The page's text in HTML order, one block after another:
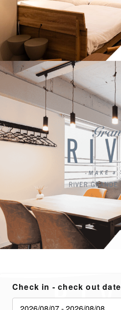
Check in - check out date